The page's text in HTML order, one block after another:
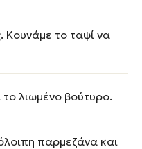
Κουνάμε το ταψί να
λιωμένο βούτυρο.
παρμεζάνα και